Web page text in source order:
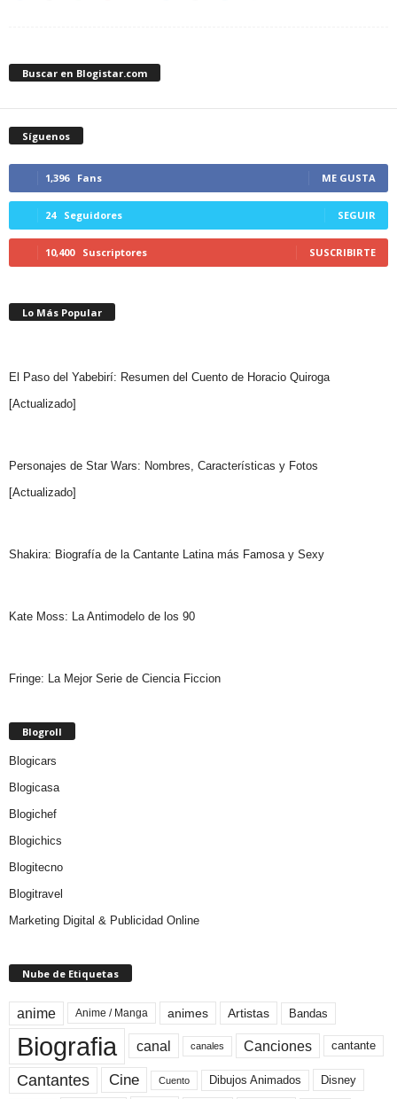
Buscar en Blogistar.com
Síguenos
1,396 Fans ME GUSTA
24 Seguidores SEGUIR
10,400 Suscriptores SUSCRIBIRTE
Lo Más Popular
El Paso del Yabebirí: Resumen del Cuento de Horacio Quiroga
[Actualizado]
Personajes de Star Wars: Nombres, Características y Fotos
[Actualizado]
Shakira: Biografía de la Cantante Latina más Famosa y Sexy
Kate Moss: La Antimodelo de los 90
Fringe: La Mejor Serie de Ciencia Ficcion
Blogroll
Blogicars
Blogicasa
Blogichef
Blogichics
Blogitecno
Blogitravel
Marketing Digital & Publicidad Online
Nube de Etiquetas
anime Anime / Manga animes Artistas Bandas
Biografia canal canales Canciones cantante
Cantantes Cine Cuento Dibujos Animados Disney